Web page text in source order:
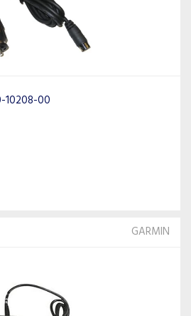
10208-00
GARMIN